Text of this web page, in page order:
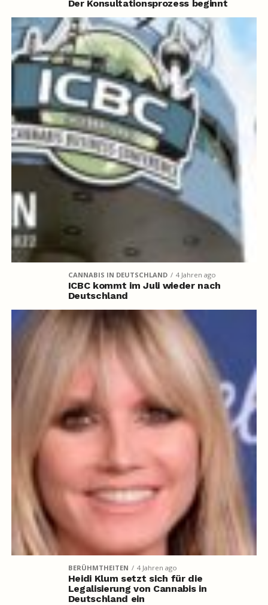
Der Konsultationsprozess beginnt
CANNABIS IN DEUTSCHLAND 4 Jahren ago
ICBC kommt im Juli wieder nach
Deutschland
BERÜHMTHEITEN 4 Jahren ago
Heidi Klum setzt sich für die
Legalisierung von Cannabis in
Deutschland ein